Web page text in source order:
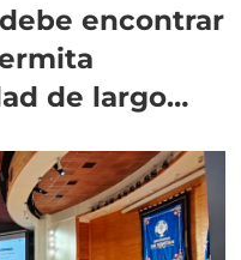
encontrar
de largo